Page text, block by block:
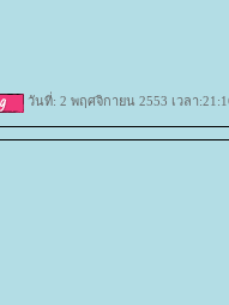
วันที่: 2 พฤศจิกายน 2553 เวลา